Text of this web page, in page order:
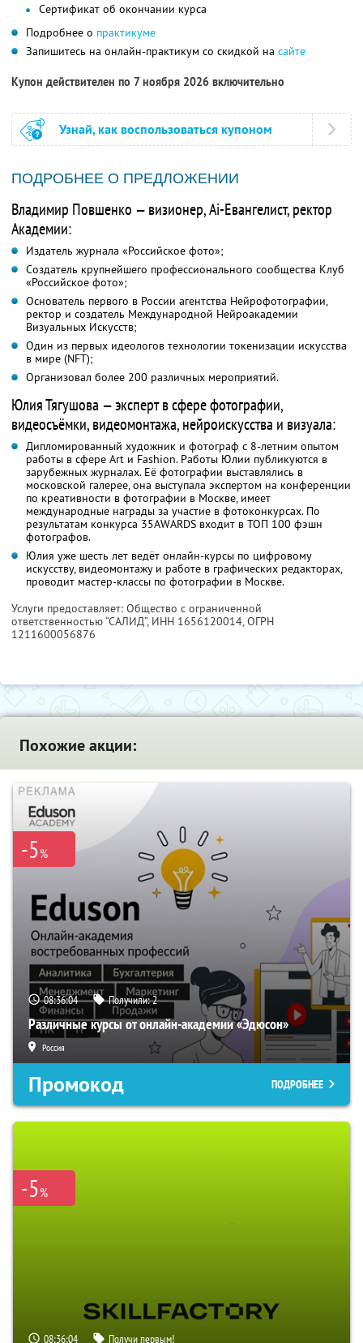
Сертификат об окончании курса
Подробнее о практикуме
Запишитесь на онлайн-практикум со скидкой на сайте
Купон действителен по 7 ноября 2026 включительно
Узнай, как воспользоваться купоном
ПОДРОБНЕЕ О ПРЕДЛОЖЕНИИ
Владимир Повшенко — визионер, Ai-Евангелист, ректор
Академии:
Издатель журнала «Российское фото»;
Создатель крупнейшего профессионального сообщества Клуб
«Российское фото»;
Основатель первого в России агентства Нейрофотографии,
ректор и создатель Международной Нейроакадемии
Визуальных Искусств;
Один из первых идеологов технологии токенизации искусства
в мире (NFT);
Организовал более 200 различных мероприятий.
Юлия Тягушова — эксперт в сфере фотографии,
видеосъёмки, видеомонтажа, нейроискусства и визуала:
Дипломированный художник и фотограф с 8-летним опытом
работы в сфере Art и Fashion. Работы Юлии публикуются в
зарубежных журналах. Её фотографии выставлялись в
московской галерее, она выступала экспертом на конференции
по креативности в фотографии в Москве, имеет
международные награды за участие в фотоконкурсах. По
результатам конкурса 35AWARDS входит в ТОП 100 фэшн
фотографов.
Юлия уже шесть лет ведёт онлайн-курсы по цифровому
искусству, видеомонтажу и работе в графических редакторах,
проводит мастер-классы по фотографии в Москве.
Услуги предоставляет: Общество с ограниченной
ответственностью “САЛИД”, ИНН 1656120014, ОГРН
1211600056876
Похожие акции:
-5%
08:36:03 Получили:2
Различные курсы от онлайн-академии «Эдюсон»
Россия
Промокод ПОДРОБНЕЕ
-5%
08:36:03 Получи первым!